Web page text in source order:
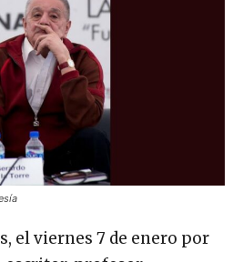
el viernes 7 de enero por